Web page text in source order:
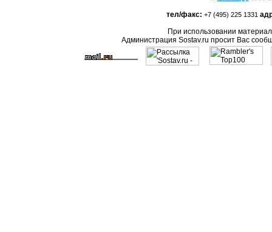
тел/факс: +7 (495) 225 1331
При использовании
Администрация Sostav.ru просит Вас